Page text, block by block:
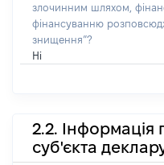
злочинним шляхом,
фінансуванню
знищення”?
Ні
2.2. Інформація
суб'єкта